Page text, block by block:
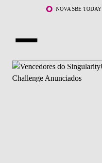
Saltar para o conteúdo principalNOVA SBE TODAY
SOBRE NÓS